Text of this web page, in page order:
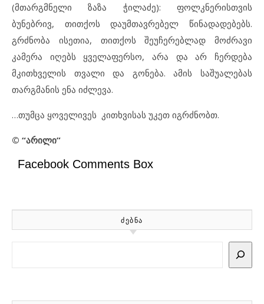
(მთარგმნელი ზაზა ჭილაძე): ფოლკნერისთვის
ბუნებრივ, თითქოს დაუმთავრებელ წინადადებებს.
გრძნობა ისეთია, თითქოს შეუჩერებლად მოძრავი
კამერა იღებს ყველაფერსო, არა და არ ჩერდება
მკითხველის თვალი და გონება. ამის საშუალებას
თარგმანის ენა იძლევა.
…თუმცა ყოველივეს კითხვისას უკეთ იგრძნობთ.
© “არილი”
Facebook Comments Box
ᲫᲔᲑᲜᲐ